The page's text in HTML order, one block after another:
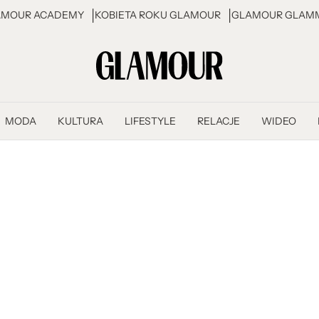
ACADEMY KOBIETA ROKU GLAMOUR GLAMOUR
MODA KULTURA LIFESTYLE RELACJE WIDEO